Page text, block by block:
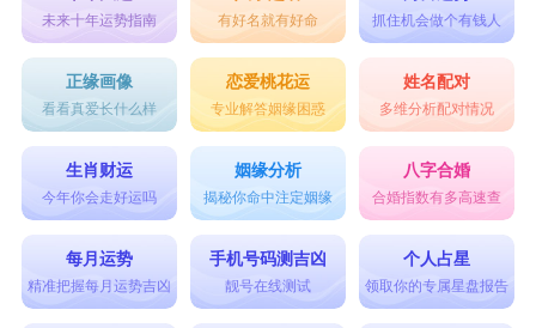
生活消费上更为突出，双子座会不停地花钱买些新
鲜而无谓的玩意，而这常引起吝啬成性的处女座感
到不满。因此，久而久之两人只会对对方产生更多
被忽视。
双子座和处女座的守护星都是水星，代表了知
性、聪慧、反应快，是很好的评论家。不过，虽然
未来十年运势指南 有好名就有好命 抓住机会做个有钱人
正缘画像
看看真爱长什么样
恋爱桃花运
专业解答姻缘困惑
姓名配对
多维分析配对情况
生肖财运
今年你会走好运吗
姻缘分析
揭秘你命中注定姻缘
八字合婚
合婚指数有多高速查
每月运势
精准把握每月运势吉凶
手机号码测吉凶
靓号在线测试
个人占星
领取你的专属星盘报告